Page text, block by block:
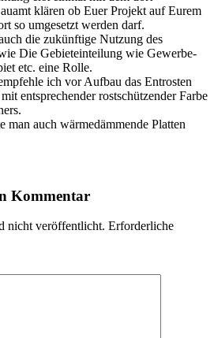
klären ob Euer Projekt auf Eurem
so umgesetzt werden darf.
die zukünftige Nutzung des
Die Gebieteinteilung wie Gewerbe-
etc. eine Rolle.
ich vor Aufbau das Entrosten
entsprechender rostschützender Farbe
man auch wärmedämmende Platten
Kommentar
nicht veröffentlicht. Erforderliche